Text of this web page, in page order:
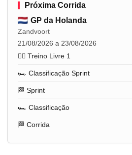
Próxima Corrida
GP da Holanda
Zandvoort
21/08/2026 a 23/08/2026
🏋️‍♂️ Treino Livre 1
🏎️ Classificação Sprint
🏁 Sprint
🏎️ Classificação
🏁 Corrida